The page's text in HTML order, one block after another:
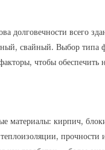
долговечности всего
свайный. Выбор типа
чтобы обеспечить
материалы: кирпич,